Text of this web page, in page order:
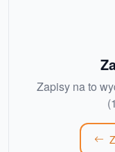
Zapisy na to